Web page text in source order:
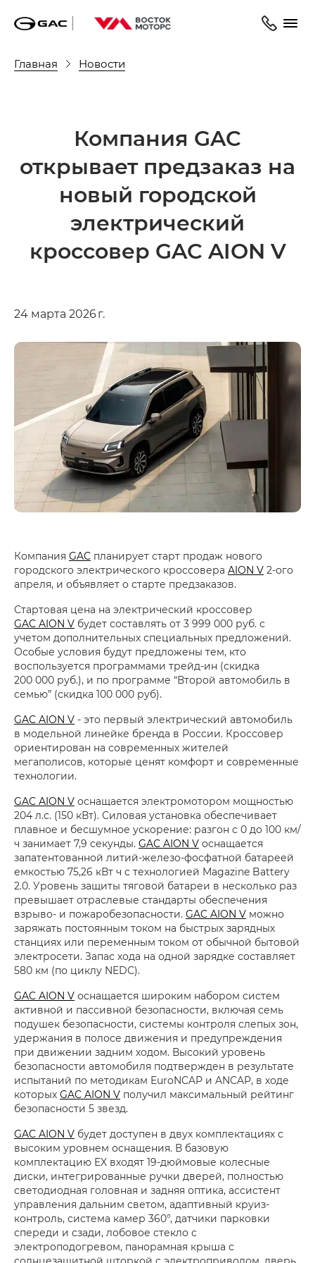
Главная Новости
Компания GAC
открывает предзаказ на
новый городской
электрический
кроссовер GAC AION V
24 марта 2026 г.
Компания GAC планирует старт продаж нового
городского электрического кроссовера AION V 2-ого
апреля, и объявляет о старте предзаказов.
Стартовая цена на электрический кроссовер
GAC AION V будет составлять от 3 999 000 руб. с
учетом дополнительных специальных предложений.
Особые условия будут предложены тем, кто
воспользуется программами трейд-ин (скидка
200 000 руб.), и по программе “Второй автомобиль в
семью” (скидка 100 000 руб).
GAC AION V - это первый электрический автомобиль
в модельной линейке бренда в России. Кроссовер
ориентирован на современных жителей
мегаполисов, которые ценят комфорт и современные
технологии.
GAC AION V оснащается электромотором мощностью
204 л.с. (150 кВт). Силовая установка обеспечивает
плавное и бесшумное ускорение: разгон с 0 до 100 км/
ч занимает 7,9 секунды. GAC AION V оснащается
запатентованной литий-железо-фосфатной батареей
емкостью 75,26 кВт ч с технологией Magazine Battery
2.0. Уровень защиты тяговой батареи в несколько раз
превышает отраслевые стандарты обеспечения
взрыво- и пожаробезопасности. GAC AION V можно
заряжать постоянным током на быстрых зарядных
станциях или переменным током от обычной бытовой
электросети. Запас хода на одной зарядке составляет
580 км (по циклу NEDC).
GAC AION V оснащается широким набором систем
активной и пассивной безопасности, включая семь
подушек безопасности, системы контроля слепых зон,
удержания в полосе движения и предупреждения
при движении задним ходом. Высокий уровень
безопасности автомобиля подтвержден в результате
испытаний по методикам EuroNCAP и ANCAP, в ходе
которых GAC AION V получил максимальный рейтинг
безопасности 5 звезд.
GAC AION V будет доступен в двух комплектациях с
высоким уровнем оснащения. В базовую
комплектацию EX входят 19-дюймовые колесные
диски, интегрированные ручки дверей, полностью
светодиодная головная и задняя оптика, ассистент
управления дальним светом, адаптивный круиз-
контроль, система камер 360°, датчики парковки
спереди и сзади, лобовое стекло с
электроподогревом, панорамная крыша с